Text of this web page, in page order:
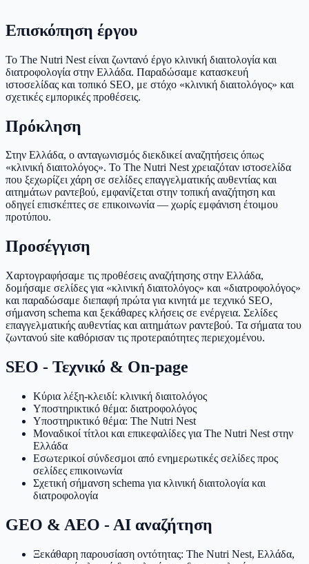
Επισκόπηση έργου
Το The Nutri Nest είναι ζωντανό έργο κλινική διαιτολογία και
διατροφολογία στην Ελλάδα. Παραδώσαμε κατασκευή
ιστοσελίδας και τοπικό SEO, με στόχο «κλινική διαιτολόγος» και
σχετικές εμπορικές προθέσεις.
Πρόκληση
Στην Ελλάδα, ο ανταγωνισμός διεκδικεί αναζητήσεις όπως
«κλινική διαιτολόγος». Το The Nutri Nest χρειαζόταν ιστοσελίδα
που ξεχωρίζει χάρη σε σελίδες επαγγελματικής αυθεντίας και
αιτημάτων ραντεβού, εμφανίζεται στην τοπική αναζήτηση και
οδηγεί επισκέπτες σε επικοινωνία — χωρίς εμφάνιση έτοιμου
προτύπου.
Προσέγγιση
Χαρτογραφήσαμε τις προθέσεις αναζήτησης στην Ελλάδα,
δομήσαμε σελίδες για «κλινική διαιτολόγος» και «διατροφολόγος»
και παραδώσαμε διεπαφή πρώτα για κινητά με τεχνικό SEO,
σήμανση schema και ξεκάθαρες κλήσεις σε ενέργεια. Σελίδες
επαγγελματικής αυθεντίας και αιτημάτων ραντεβού. Τα σήματα του
ζωντανού site καθόρισαν τις προτεραιότητες περιεχομένου.
SEO - Τεχνικό & On-page
Κύρια λέξη-κλειδί: κλινική διαιτολόγος
Υποστηρικτικό θέμα: διατροφολόγος
Υποστηρικτικό θέμα: The Nutri Nest
Μοναδικοί τίτλοι και επικεφαλίδες για The Nutri Nest στην
Ελλάδα
Εσωτερικοί σύνδεσμοι από ενημερωτικές σελίδες προς
σελίδες επικοινωνία
Σχετική σήμανση schema για κλινική διαιτολογία και
διατροφολογία
GEO & AEO - AI αναζήτηση
Ξεκάθαρη παρουσίαση οντότητας: The Nutri Nest, Ελλάδα,